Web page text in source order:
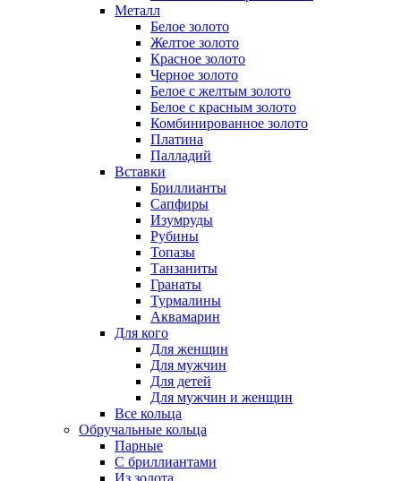
Металл
Белое золото
Желтое золото
Красное золото
Черное золото
Белое с желтым золото
Белое с красным золото
Комбинированное золото
Платина
Палладий
Вставки
Бриллианты
Сапфиры
Изумруды
Рубины
Топазы
Танзаниты
Гранаты
Турмалины
Аквамарин
Для кого
Для женщин
Для мужчин
Для детей
Для мужчин и женщин
Все кольца
Обручальные кольца
Парные
С бриллиантами
Из золота